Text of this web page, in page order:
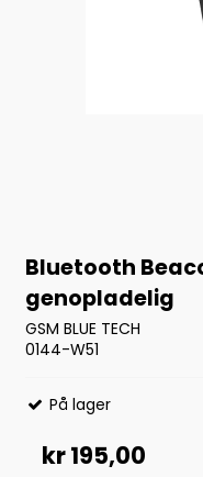
Bluetooth
genopladelig
GSM BLUE TECH
0144-W51
På lager
kr 195,00